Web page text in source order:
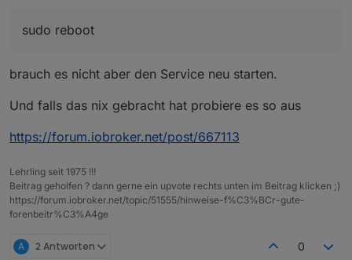
(Reading database ... 45845 files and
Selecting previously unselected
Unpacking influxdb2-cli (2.3.0) ...
Created symlink /etc/systemd/system/
Created symlink /etc/systemd/system/
pi@raspberrypiioBroker:~ $ sudo service
Failed to start influxdb2.service: Unit
pi@raspberrypiioBroker:~ $ sudo
pi@raspberrypiioBroker:~ $ sudo influx
   influx - Influx Client
jetzt
?
sudo reboot
brauch es nicht aber den Service neu starten.
Und falls das nix gebracht hat probiere es so aus
https://forum.iobroker.net/post/667113
Lehrling seit 1975 !!!
Beitrag geholfen ? dann gerne ein upvote rechts unten im Beitrag klicken ;)
https://forum.iobroker.net/topic/51555/hinweise-f%C3%BCr-gute-
forenbeitr%C3%A4ge
A 2 Antworten 0